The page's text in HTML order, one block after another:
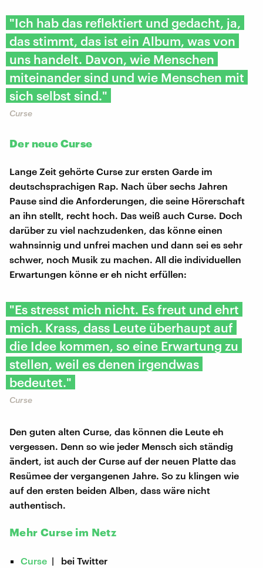
"Ich hab das reflektiert und gedacht, ja,
das stimmt, das ist ein Album, was von
uns handelt. Davon, wie Menschen
miteinander sind und wie Menschen mit
sich selbst sind."
Curse
Der neue Curse
Lange Zeit gehörte Curse zur ersten Garde im
deutschsprachigen Rap. Nach über sechs Jahren
Pause sind die Anforderungen, die seine Hörerschaft
an ihn stellt, recht hoch. Das weiß auch Curse. Doch
darüber zu viel nachzudenken, das könne einen
wahnsinnig und unfrei machen und dann sei es sehr
schwer, noch Musik zu machen. All die individuellen
Erwartungen könne er eh nicht erfüllen:
​"Es stresst mich nicht. Es freut und ehrt
mich. Krass, dass Leute überhaupt auf
die Idee kommen, so eine Erwartung zu
stellen, weil es denen irgendwas
bedeutet."
Curse
Den guten alten Curse, das können die Leute eh
vergessen. Denn so wie jeder Mensch sich ständig
ändert, ist auch der Curse auf der neuen Platte das
Resümee der vergangenen Jahre. So zu klingen wie
auf den ersten beiden Alben, dass wäre nicht
authentisch.
Mehr Curse im Netz
Curse | bei Twitter